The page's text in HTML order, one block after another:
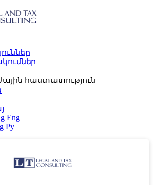
հաստատություն
Eng
Ру